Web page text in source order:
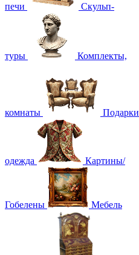
печи Скульп-
туры Комплекты,
комнаты Подарки
одежда Картины/
Гобелены Мебель